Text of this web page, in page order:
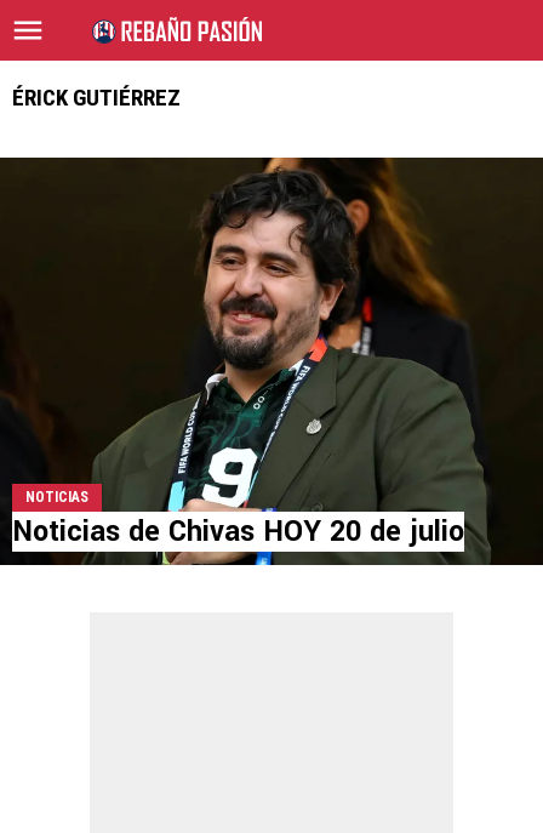
ÉRICK GUTIÉRREZ
NOTICIAS
Noticias de Chivas HOY 20 de julio